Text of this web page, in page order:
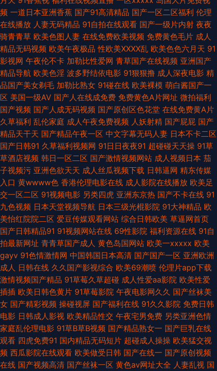
本Aⅴ在线观看 91色色网 www四虎 九九福利导航 日韩欧美专区 国产夫妻露
脸 日本片源午夜av 色五月视频 成人网站黑丝 欧美性爱网址 欧美成人情品18
日韩轮理 91官网在线看 玖玖福利导航 婷婷爱香蕉 日韩无毛 91网在在线播放
操操色情到 国产夜夜夜 美女夜色黄 欧美日韩00 亚洲黑丝高跟福利 av天堂
bh 久草成人手机在线 成人av综合 麻豆视频在线 熟女人妻影音先锋 AV影音
资源站 大香蕉在钱观看 狼友性福 日韩五码网站 制服丝袜VA 男女曰逼 婷婷
色成人网 91福利导 AV午夜福利 大香蕉网伊 国产另类在线 人人妻人人搞人人
在线看av网址 AV网址无码 久草黄色网 日韩电影免费看 伊人久久免费 91污
网站 AV黃色 大香蕉伊人操 黄色福利社 麻豆首页官网 欧亚另类色 色色成人
电影 午夜神器人妻 91蜜桃免费看 97资源色 超碰AV在线 高清午夜福利影院
韩国AA毛片 亚洲情色11 AV资源首页 超碰在线探花91 国产精品日韩无 精品
天天干 欧美性爱中文字幕 色先锋AV导航 亚州日韩视频 91豆花性福生活 爱豆
传媒黄 国产极品视频久久 极品五月天 欧美本土自拍 殴美系列一区 国产av自
拍资源 久久岛国电影 日本私人网站不卡 亚州性色 草草激情网 狼友久久 天堂
AV淫导航 91N视频网z 蜜桃传媒吴梦梦 五月天色人妻 18岁成人片 97亚洲中
频 一道日本亚洲香蕉 国产91高清精品 国产一区二区福利 伦理
在线播放 人妻无码精品 91自拍在线观看 国产一级片内射 夜夜
骑青青草 欧美色图人妻 在线免费欧美视频 免费黄色毛片 成人
精品无码视频 欧美午夜极品 性欧美ⅩⅩⅩⅩ乱 欧美色色六月天 91
影视网 午夜伦不卡 加勒比性爱网 青草国产在线视频 亚洲国产
精品导航 欧美色淫 波多野结依电影 91狠狠撸 成人深夜电影 精
品国产美女剃毛 加勒比熟女 91碰在线 欧美裸模 萌白酱国产一
区 美国一级AV 国产人在线成免费 免费黄色A片网址 微拍福利
国产视频 国产人成无码视频 国产原创区色花堂 在线免费黄A片
久草福利 乱伦家庭 成人午夜免费视频 人妖射精 国产屁屁 国产
精品天干天 国产精品午夜一区 中文字幕无码人妻 日本不卡二区
国产日韩91 久草福利视频网 91日日夜夜91 超碰碰天天操 91草
草酒店视频 韩日一区二区 国产激情视频网站 成人视频日本 茄
子视频污 亚洲色欲天天 成人丝瓜视频下载 日韩逼网 精东传媒
入口 黄wwww色 香港伦理电影在线 成人影院在线播放 欧美足
交一区二区 91视频电影 另类四虎 亚洲东京热 国产不卡在线 91
九色视频 日本天堂视频导航 日本三级光棍影院 91大神精品 欧
美怡红院院二区 爱豆传媒观看网站 综合日韩欧美 草逼网首页
国产日韩精品91 91视频网站在线 69性影院 福利资源在线 91自
拍最新网址 青青草国产成人 黄色岛国网站 欧美一xxxxx 欧美
gayv 91色情激情网 中国韩国日本高清 国产国产一区 亚洲欧洲
成人 日韩在线 久久国产影视综合 欧美69潮喷 伦理片app下载
激情视频国产精品 91草莓久草超碰 成人性爱aa影院 欧美性爱
插插 欧美日韩色黄片 91草莓影院 午夜电影网久久 国产丝袜美
女 国产精彩视频 操碰视屏 国产福利在线 91久久影院 免费日韩
电影 日韩成人影视 欧美精品性交 午夜宅男免费 另类亚洲色情
家庭乱伦理电影 91草B草B视频 国产精品熟女一 国产巨乳在线
观看 四虎免费91 国内精品无码短片 超碰成人操操 欧美猛交视
频 西瓜影院在线观看 欧美做受日韩 国产在线一 国产原创视频
在线 国产视频高清 国产丝袜一区 黄色av网址大全 人妻乱视 国